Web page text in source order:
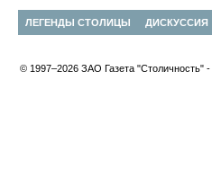
ЛЕГЕНДЫ СТОЛИЦЫ ДИСКУССИЯ
© 1997–2026 ЗАО Газета "Столичность" -